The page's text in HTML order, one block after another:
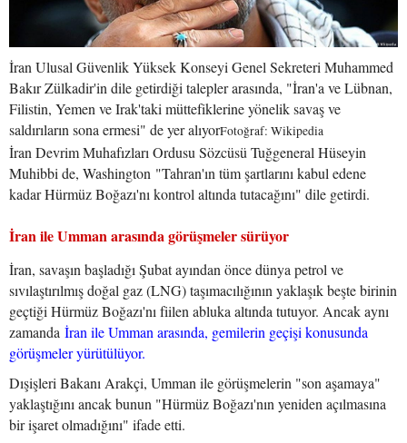
İran Ulusal Güvenlik Yüksek Konseyi Genel Sekreteri Muhammed
Bakır Zülkadir'in dile getirdiği talepler arasında, "İran'a ve Lübnan,
Filistin, Yemen ve Irak'taki müttefiklerine yönelik savaş ve
saldırıların sona ermesi" de yer alıyorFotoğraf: Wikipedia
İran Devrim Muhafızları Ordusu Sözcüsü Tuğgeneral Hüseyin
Muhibbi de, Washington "Tahran'ın tüm şartlarını kabul edene
kadar Hürmüz Boğazı'nı kontrol altında tutacağını" dile getirdi.
İran ile Umman arasında görüşmeler sürüyor
İran, savaşın başladığı Şubat ayından önce dünya petrol ve
sıvılaştırılmış doğal gaz (LNG) taşımacılığının yaklaşık beşte birinin
geçtiği Hürmüz Boğazı'nı fiilen abluka altında tutuyor. Ancak aynı
zamanda İran ile Umman arasında, gemilerin geçişi konusunda
görüşmeler yürütülüyor.
Dışişleri Bakanı Arakçi, Umman ile görüşmelerin "son aşamaya"
yaklaştığını ancak bunun "Hürmüz Boğazı'nın yeniden açılmasına
bir işaret olmadığını" ifade etti.